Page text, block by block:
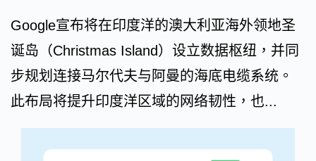
Google宣布将在印度洋的澳大利亚海外领地圣
诞岛（Christmas Island）设立数据枢纽，并同
步规划连接马尔代夫与阿曼的海底电缆系统。
此布局将提升印度洋区域的网络韧性，也...